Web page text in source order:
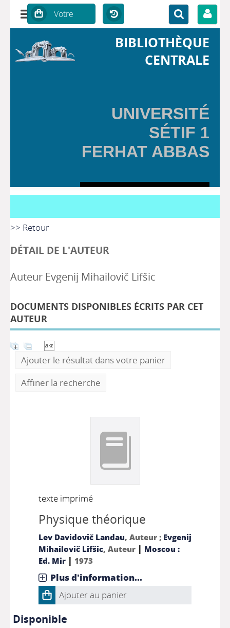
BIBLIOTHÈQUE
CENTRALE
UNIVERSITÉ
SÉTIF 1
FERHAT ABBAS
>> Retour
DÉTAIL DE L'AUTEUR
Auteur Evgenij Mihailovič Lifšic
DOCUMENTS DISPONIBLES ÉCRITS PAR CET
AUTEUR
Ajouter le résultat dans votre panier
Affiner la recherche
texte imprimé
Physique théorique
Lev Davidovič Landau, Auteur ; Evgenij
Mihailovič Lifšic, Auteur | Moscou :
Ed. Mir| 1973
Plus d'information...
Ajouter au panier
Disponible